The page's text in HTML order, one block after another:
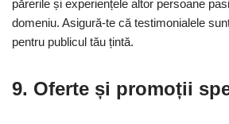
părerile și experiențele altor persoane
domeniu. Asigură-te că testimonialele
pentru publicul tău țintă.
9. Oferte și promoții